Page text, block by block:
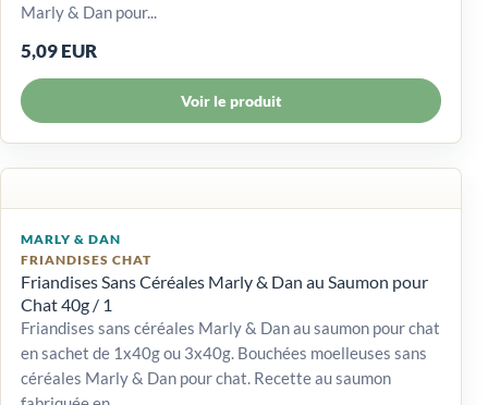
Marly & Dan pour...
5,09 EUR
Voir le produit
MARLY & DAN
FRIANDISES CHAT
Friandises Sans Céréales Marly & Dan au Saumon pour
Chat 40g / 1
Friandises sans céréales Marly & Dan au saumon pour chat
en sachet de 1x40g ou 3x40g. Bouchées moelleuses sans
céréales Marly & Dan pour chat. Recette au saumon